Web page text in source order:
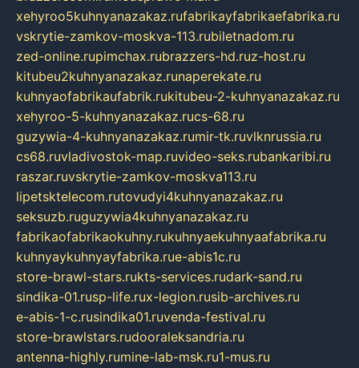
xehyroo5kuhnyanazakaz.rufabrikayfabrikaefabrika.ru
vskrytie-zamkov-moskva-113.rubiletnadom.ru
zed-online.rupimchax.rubrazzers-hd.ruz-host.ru
kitubeu2kuhnyanazakaz.runaperekate.ru
kuhnyaofabrikaufabrik.rukitubeu-2-kuhnyanazakaz.ru
xehyroo-5-kuhnyanazakaz.rucs-68.ru
guzywia-4-kuhnyanazakaz.rumir-tk.ruvlknrussia.ru
cs68.ruvladivostok-map.ruvideo-seks.rubankaribi.ru
raszar.ruvskrytie-zamkov-moskva113.ru
lipetsktelecom.rutovudyi4kuhnyanazakaz.ru
seksuzb.ruguzywia4kuhnyanazakaz.ru
fabrikaofabrikaokuhny.rukuhnyaekuhnyaafabrika.ru
kuhnyaykuhnyayfabrika.rue-abis1c.ru
store-brawl-stars.rukts-services.rudark-sand.ru
sindika-01.rusp-life.rux-legion.rusib-archives.ru
e-abis-1-c.rusindika01.ruvenda-festival.ru
store-brawlstars.rudooraleksandria.ru
antenna-highly.rumine-lab-msk.ru1-mus.ru